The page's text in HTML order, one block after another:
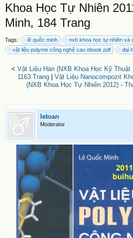
Khoa Học Tự Nhiên
Minh, 184 Trang
Tags: lê quốc minh
nxb khoa học tự nhiên và
vật liệu polyme công nghệ cao ebook pdf
đại
< Vật Liệu Hàn (NXB Khoa Học Kỹ Thuật
1163 Trang| Vật Liệu Nanocompozit
(NXB Khoa Học Tự Nhiên 2012) -
letoan
Moderator